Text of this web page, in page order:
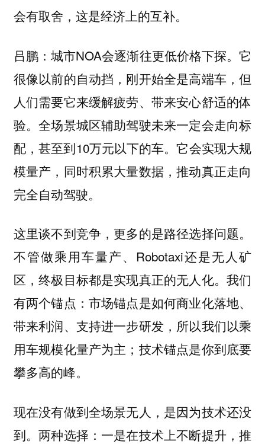
会有取舍，这是经济上的互补。
吕鹏：城市NOA会逐渐往更低价格下探。它
很像以前的自动挡，刚开始全是高端车，但
人们需要它来缓解疲劳、带来安心舒适的体
验。全场景城区辅助驾驶未来一定会走向标
配，甚至到10万元以下的车。它会实现大规
模量产，同时积累大量数据，推动真正走向
完全自动驾驶。
这里谈不到竞争，更多的是路径选择问题。
不管做乘用车量产、Robotaxi还是无人矿
区，终极目标都是实现真正的无人化。我们
有两个锚点：市场锚点是如何商业化落地、
带来利润、支持进一步研发，所以我们以乘
用车规模化量产为主；技术锚点是你到底要
攀多高的峰。
现在没有做到全场景无人，是因为技术还没
到。两种选择：一是在技术上不断提升，推